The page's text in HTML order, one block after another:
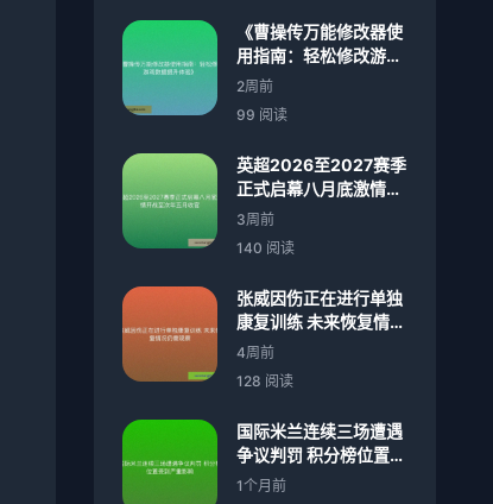
《曹操传万能修改器使
用指南：轻松修改游戏
数据提升体验》
2周前
99 阅读
英超2026至2027赛季
正式启幕八月底激情开
战至次年五月收官
3周前
140 阅读
张威因伤正在进行单独
康复训练 未来恢复情况
仍需观察
4周前
128 阅读
国际米兰连续三场遭遇
争议判罚 积分榜位置受
到严重影响
1个月前